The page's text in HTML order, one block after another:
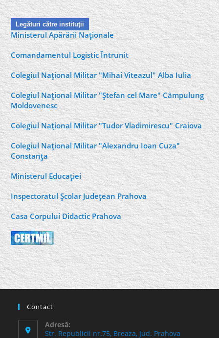
Legături către instituţii
Ministerul Apărării Naţionale
Comandamentul Logistic Întrunit
Colegiul Naţional Militar "Mihai Viteazul" Alba Iulia
Colegiul Naţional Militar "Ştefan cel Mare" Câmpulung
Moldovenesc
Colegiul Naţional Militar "Tudor Vladimirescu" Craiova
Colegiul Naţional Militar "Alexandru Ioan Cuza"
Constanţa
Ministerul Educaţiei
Inspectoratul Şcolar Judeţean Prahova
Casa Corpului Didactic Prahova
Contact
Adresă:
Str. Republicii nr.75, Breaza, Jud. Prahova